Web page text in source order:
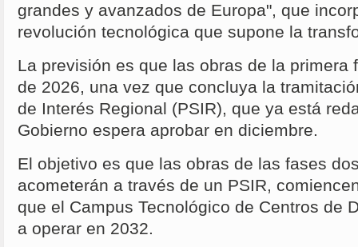
grandes y avanzados de Europa", que
revolución tecnológica que supone la
La previsión es que las obras de la primera
de 2026, una vez que concluya la
de Interés Regional (PSIR), que ya está
Gobierno espera aprobar en diciembre.
El objetivo es que las obras de las fases
acometerán a través de un PSIR,
que el Campus Tecnológico de Centros de
a operar en 2032.